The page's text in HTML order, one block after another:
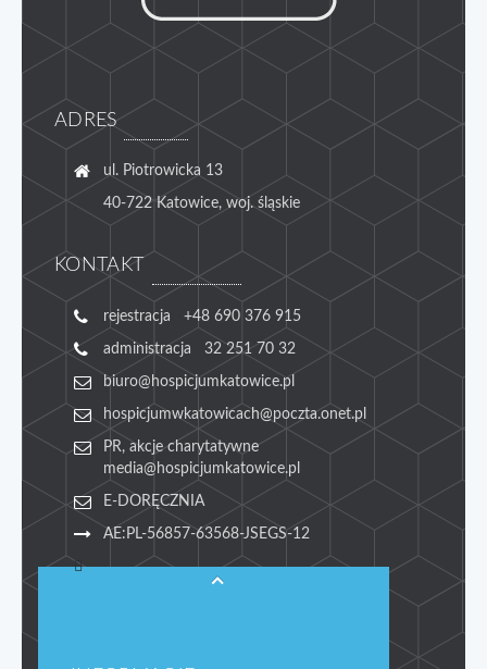
ADRES
ul. Piotrowicka 13
40-722 Katowice, woj. śląskie
KONTAKT
rejestracja +48 690 376 915
administracja 32 251 70 32
biuro@hospicjumkatowice.pl
hospicjumwkatowicach@poczta.onet.pl
PR, akcje charytatywne
media@hospicjumkatowice.pl
E-DORĘCZNIA
AE:PL-56857-63568-JSEGS-12